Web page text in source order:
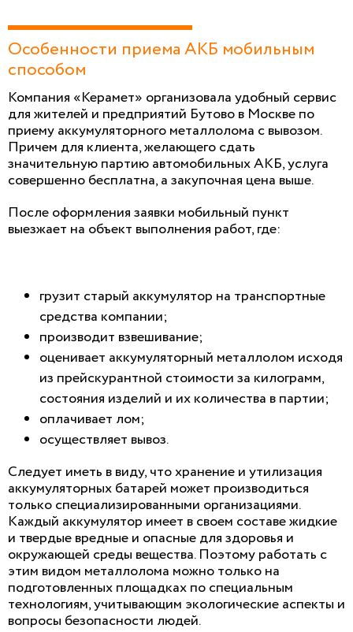
Особенности приема АКБ мобильным
способом
Компания «Керамет» организовала удобный сервис
для жителей и предприятий Бутово в Москве по
приему аккумуляторного металлолома с вывозом.
Причем для клиента, желающего сдать
значительную партию автомобильных АКБ, услуга
совершенно бесплатна, а закупочная цена выше.
После оформления заявки мобильный пункт
выезжает на объект выполнения работ, где:
грузит старый аккумулятор на транспортные
средства компании;
производит взвешивание;
оценивает аккумуляторный металлолом исходя
из прейскурантной стоимости за килограмм,
состояния изделий и их количества в партии;
оплачивает лом;
осуществляет вывоз.
Следует иметь в виду, что хранение и утилизация
аккумуляторных батарей может производиться
только специализированными организациями.
Каждый аккумулятор имеет в своем составе жидкие
и твердые вредные и опасные для здоровья и
окружающей среды вещества. Поэтому работать с
этим видом металлолома можно только на
подготовленных площадках по специальным
технологиям, учитывающим экологические аспекты и
вопросы безопасности людей.